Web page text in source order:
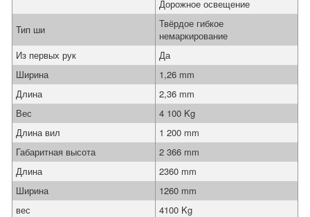
Дорожное освещение
Тип ши
Твёрдое гибкое
немаркирование
Из первых рук
Да
Ширина
1,26 mm
Длина
2,36 mm
Вес
4 100 Kg
Длина вил
1 200 mm
Габаритная высота
2 366 mm
Длина
2360 mm
Ширина
1260 mm
вес
4100 Kg